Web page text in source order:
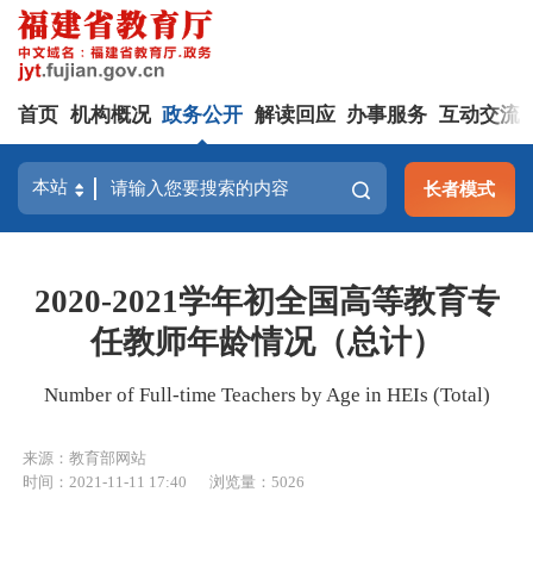
首页 机构概况 政务公开 解读回应 办事服务 互动交流
长者模式
2020-2021学年初全国高等教育专
任教师年龄情况（总计）
Number of Full-time Teachers by Age in HEIs (Total)
来源：教育部网站
时间：2021-11-11 17:40
浏览量：5026